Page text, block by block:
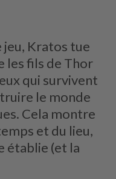
jeu, Kratos tue
les fils de Thor
qui survivent
le monde
Cela montre
et du lieu,
établie (et la